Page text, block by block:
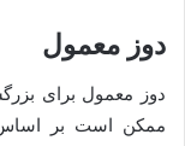
دوز معمول
دوز معمول برای
ممکن است بر